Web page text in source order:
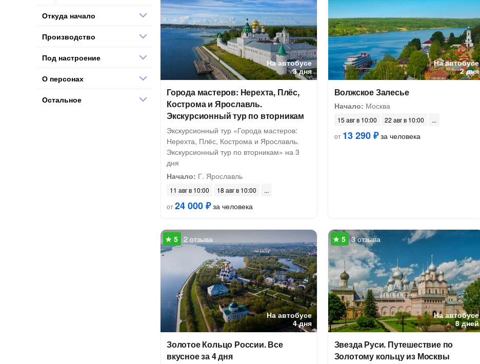
На автобусе
3 дня
Города мастеров: Нерехта, Плёс,
Кострома и Ярославль.
Экскурсионный тур по вторникам
Экскурсионный тур «Города мастеров:
Нерехта, Плёс, Кострома и Ярославль.
Экскурсионный тур по вторникам» на 3
дня
Начало: Г. Ярославль
11 авг в 10:00
18 авг в 10:00
от24 000 ₽за человека
На автобусе
2 дня
Волжское Залесье
Начало: Москва
15 авг в 10:00
22 авг в 10:00
от 13 290 ₽за человека
На автобусе
4 дня
2 отзыва
Золотое Кольцо России. Все
вкусное за 4 дня
На автобусе
8 дней
3 отзыва
Звезда Руси. Путешествие по
Золотому кольцу из Москвы
Откуда начало
Производство
Под настроение
О персонах
Остальное